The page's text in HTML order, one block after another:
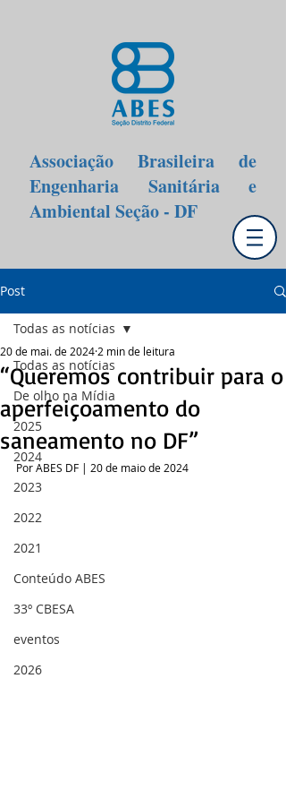
Associação Brasileira de
Engenharia Sanitária e
Ambiental Seção - DF
Post
Todas as notícias
De olho na Mídia
2025
2024
2023
2022
2021
Conteúdo ABES
33º CBESA
eventos
2026
Todas as notícias
“Queremos contribuir para o
aperfeiçoamento do
saneamento no DF”
20 de mai. de 2024 2 min de leitura
Por ABES DF | 20 de maio de 2024